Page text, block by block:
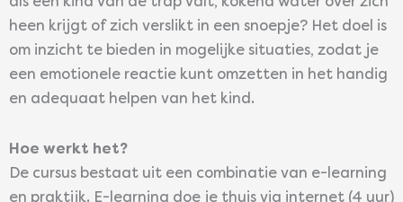
als een kind van de trap valt, kokend water over zich
heen krijgt of zich verslikt in een snoepje? Het doel is
om inzicht te bieden in mogelijke situaties, zodat je
een emotionele reactie kunt omzetten in het handig
en adequaat helpen van het kind.
Hoe werkt het?
De cursus bestaat uit een combinatie van e-learning
en praktijk. E-learning doe je thuis via internet (4 uur)